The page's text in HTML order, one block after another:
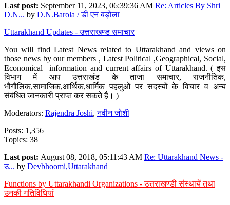
Last post: September 11, 2023, 06:39:36 AM Re: Articles By Shri
D.N... by D.N.Barola / डी एन बड़ोला
Uttarakhand Updates - उत्तराखण्ड समाचार
You will find Latest News related to Uttarakhand and views on
those news by our members , Latest Political ,Geographical, Social,
Economical information and current affairs of Uttarakhand. ( इस
विभाग में आप उत्तराखंड के ताजा समाचार, राजनीतिक,
भौगौलिक,सामाजिक,आर्थिक,धार्मिक पहलुओं पर सदस्यों के विचार व अन्य
संबंधित जानकारी प्राप्त कर सकते है। )
Moderators: Rajendra Joshi,नवीन जोशी
Posts: 1,356
Topics: 38
Last post: August 08, 2018, 05:11:43 AM Re: Uttarakhand News -
उ... by Devbhoomi,Uttarakhand
Functions by Uttarakhandi Organizations - उत्तराखण्डी संस्थायें तथा
उनकी गतिविधियां